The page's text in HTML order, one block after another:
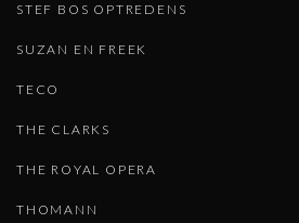
STEF BOS OPTREDENS
SUZAN EN FREEK
TECO
THE CLARKS
THE ROYAL OPERA
THOMANN